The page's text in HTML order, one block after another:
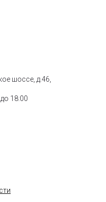
шоссе, д.46,
18:00​